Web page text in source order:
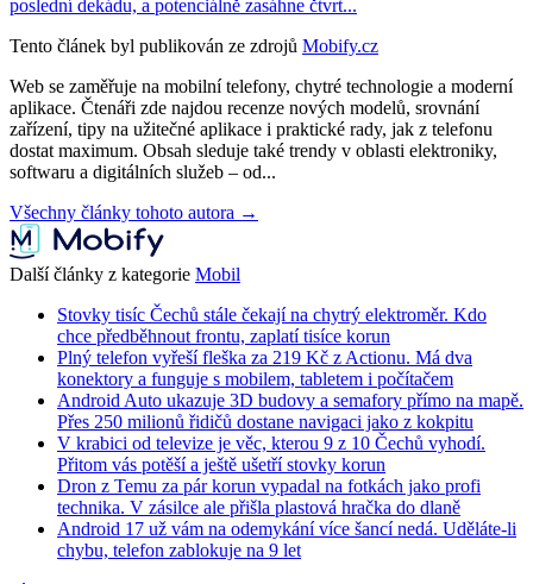
poslední dekádu, a potenciálně zasáhne čtvrt...
Tento článek byl publikován ze zdrojů Mobify.cz
Web se zaměřuje na mobilní telefony, chytré technologie a moderní
aplikace. Čtenáři zde najdou recenze nových modelů, srovnání
zařízení, tipy na užitečné aplikace i praktické rady, jak z telefonu
dostat maximum. Obsah sleduje také trendy v oblasti elektroniky,
softwaru a digitálních služeb – od...
Všechny články tohoto autora →
Další články z kategorie Mobil
Stovky tisíc Čechů stále čekají na chytrý elektroměr. Kdo
chce předběhnout frontu, zaplatí tisíce korun
Plný telefon vyřeší fleška za 219 Kč z Actionu. Má dva
konektory a funguje s mobilem, tabletem i počítačem
Android Auto ukazuje 3D budovy a semafory přímo na mapě.
Přes 250 milionů řidičů dostane navigaci jako z kokpitu
V krabici od televize je věc, kterou 9 z 10 Čechů vyhodí.
Přitom vás potěší a ještě ušetří stovky korun
Dron z Temu za pár korun vypadal na fotkách jako profi
technika. V zásilce ale přišla plastová hračka do dlaně
Android 17 už vám na odemykání více šancí nedá. Uděláte-li
chybu, telefon zablokuje na 9 let